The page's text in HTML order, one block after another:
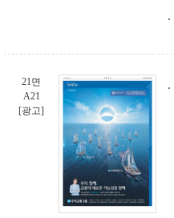
21면
A21
[광고]